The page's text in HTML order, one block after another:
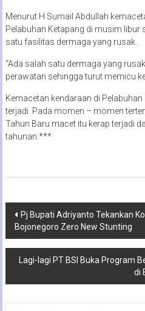
Menurut H Sumail Abdullah
Pelabuhan Ketapang di musim libur
satu fasilitas dermaga yang rusak.
“Ada salah satu dermaga yang
perawatan sehingga turut memicu
Kemacetan kendaraan di
terjadi. Pada momen – momen
Tahun Baru macet itu kerap terjadi
tahunan.***
Navigasi
pos
Pj Bupati Adriyanto Tekankan
Bojonegoro Zero New Stunting
Lagi-lagi PT BSI Buka Program
di